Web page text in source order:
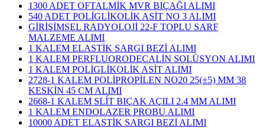
1300 ADET OFTALMİK MVR BIÇAĞI ALIMI
540 ADET POLİGLİKOLİK ASİT NO 3 ALIMI
GİRİŞİMSEL RADYOLOJİ 22-F TOPLU SARF
MALZEME ALIMI
1 KALEM ELASTİK SARGI BEZİ ALIMI
1 KALEM PERFLUORODECALİN SOLÜSYON ALIMI
1 KALEM POLİGLİKOLİK ASİT ALIMI
2728-1 KALEM POLİPROPİLEN NO20 25(±5) MM 38
KESKİN 45 CM ALIMI
2668-1 KALEM SLÍT BIÇAK AÇILI 2.4 MM ALIMI
1 KALEM ENDOLAZER PROBU ALIMI
10000 ADET ELASTİK SARGI BEZİ ALIMI